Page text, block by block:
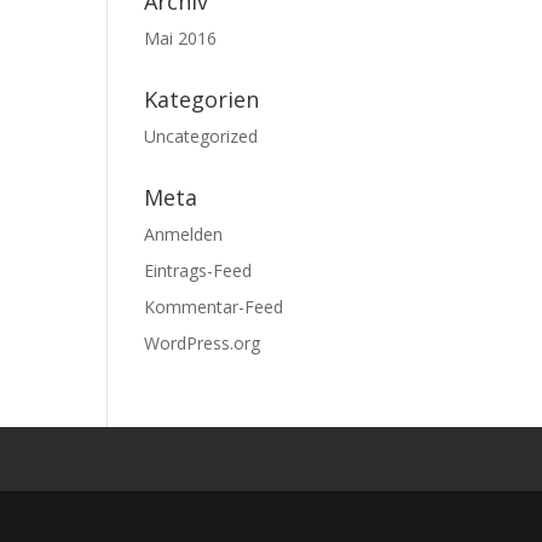
Mai 2016
Kategorien
Uncategorized
Meta
Anmelden
Eintrags-Feed
Kommentar-Feed
WordPress.org